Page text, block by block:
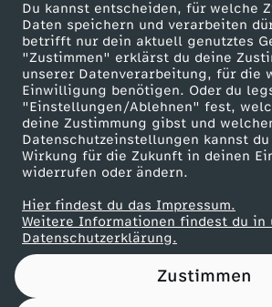
Du kannst entscheiden, für welche
Daten speichern und verarbeiten
betrifft nur dein aktuell genutztes
"Zustimmen" erklärst du deine
unserer Datenverarbeitung, für die
Einwilligung benötigen. Oder du
"Einstellungen/Ablehnen" fest,
deine Zustimmung gibst und
Datenschutzeinstellungen kannst
Wirkung für die Zukunft in deinen
widerrufen oder ändern.
Hier findest du das Impressum.
Weitere Informationen findest du in
Datenschutzerklärung.
Zustimmen
ZDF goes Schule
Werbefernsehen
Mainzelmännchen
Partner